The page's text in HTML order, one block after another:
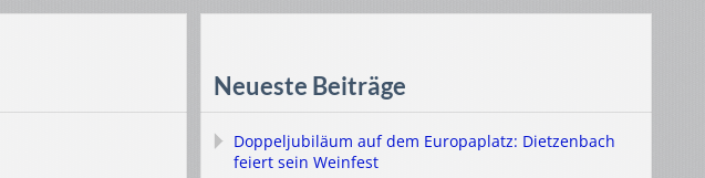
Neueste Beiträge
Doppeljubiläum auf dem Europaplatz: Dietzenbach
feiert sein Weinfest